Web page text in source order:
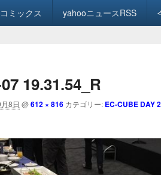
ミックス yahooニュースRSS
19.31.54_R
8日 @612 × 816 カテゴリー: EC-CUBE DAY